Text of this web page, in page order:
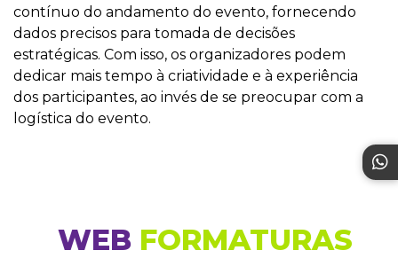
contínuo do andamento do evento, fornecendo
dados precisos para tomada de decisões
estratégicas. Com isso, os organizadores podem
dedicar mais tempo à criatividade e à experiência
dos participantes, ao invés de se preocupar com a
logística do evento.
WEB FORMATURAS